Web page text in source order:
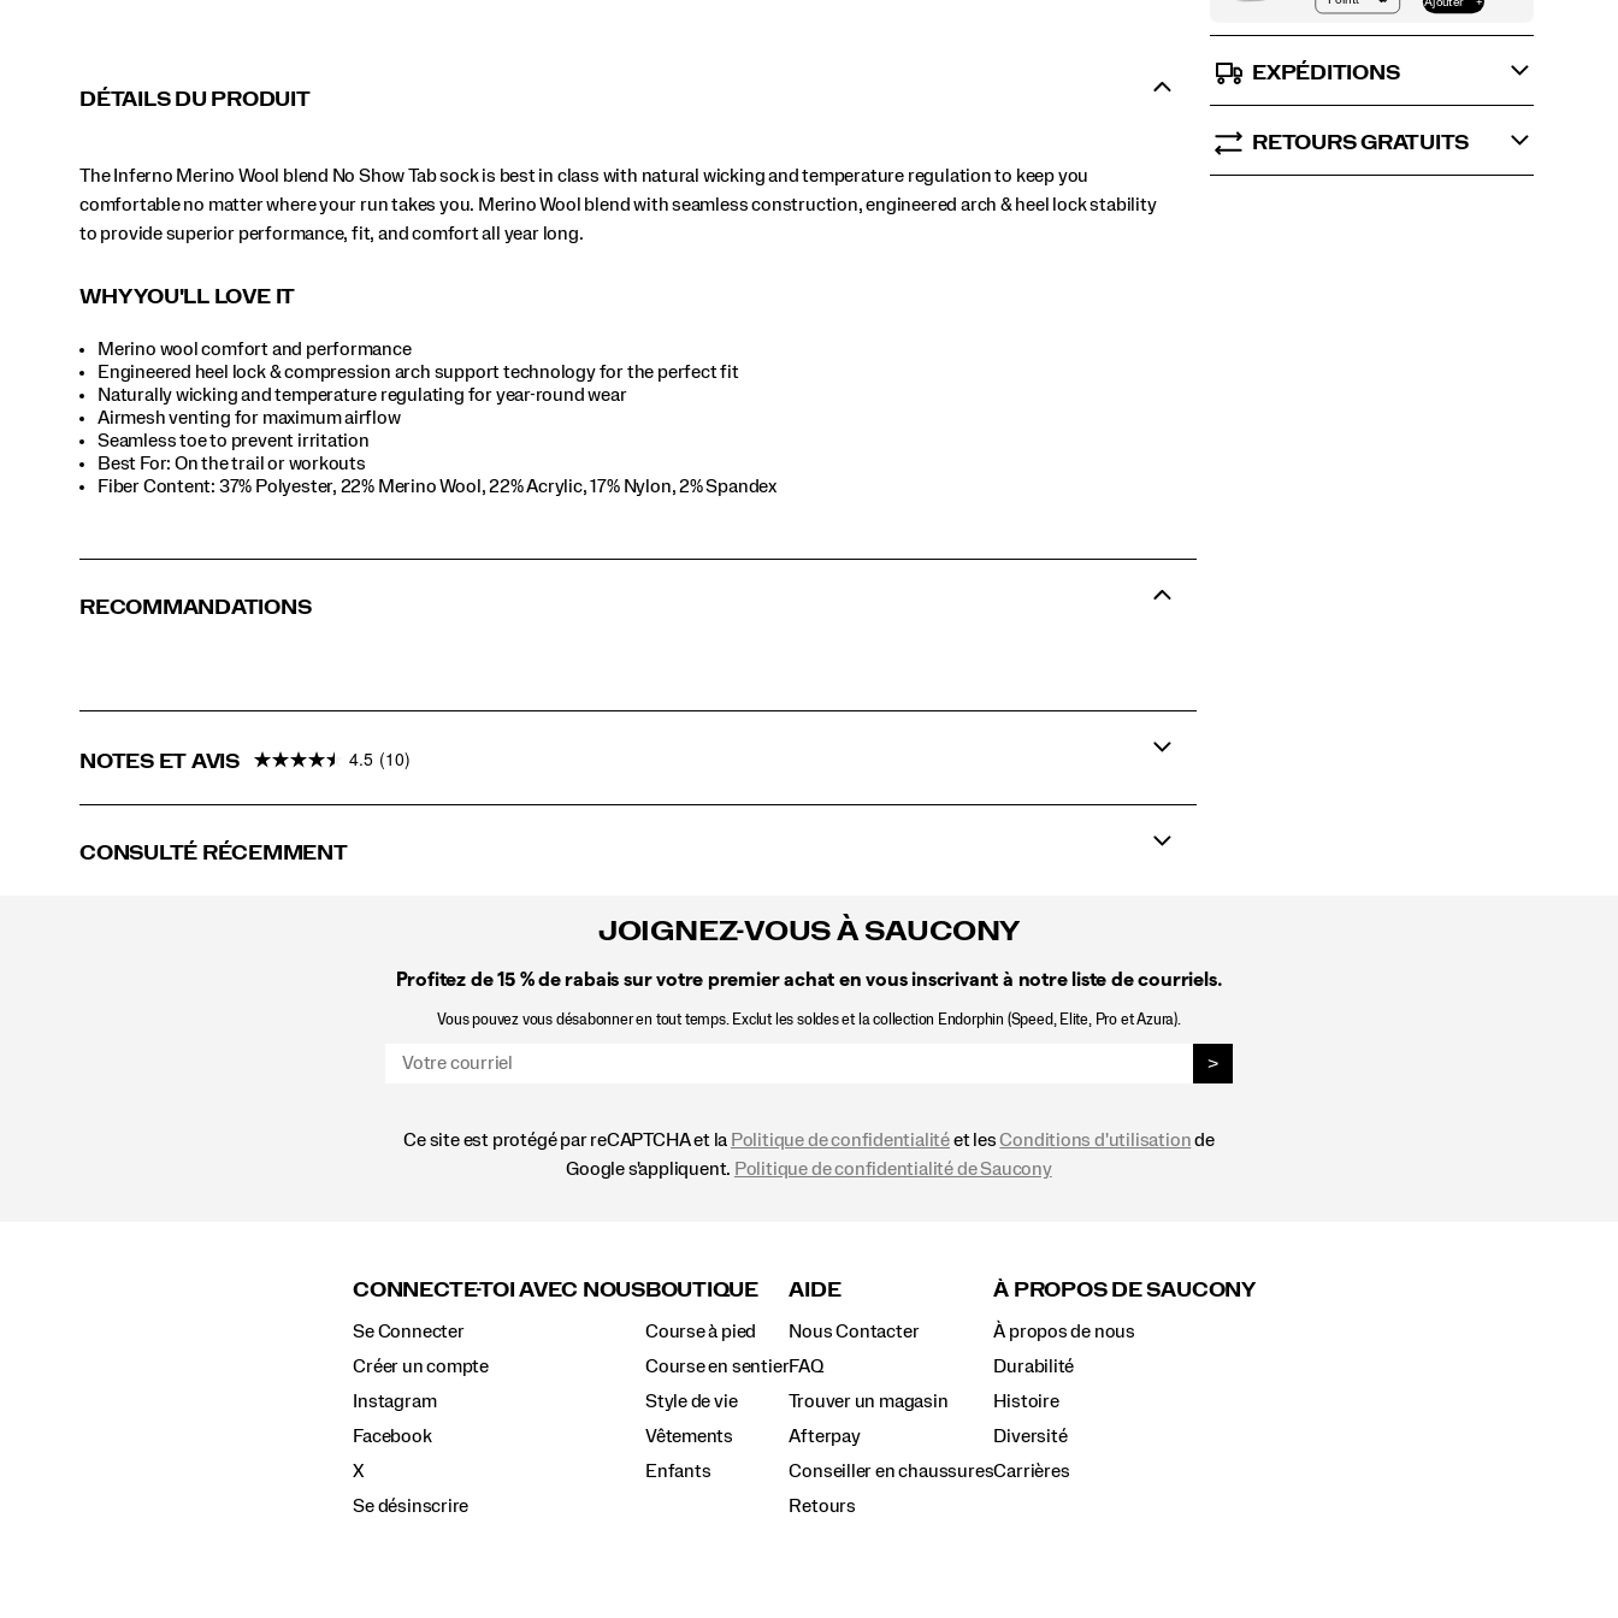
stability
to
performance,
fit,
and
comfort
year
</p>
EXPÉDITIONS
RETOURS GRATUITS
DÉTAILS DU PRODUIT
The Inferno Merino Wool blend No Show Tab sock is best in class with natural wicking and temperature regulation to keep you
comfortable no matter where your run takes you. Merino Wool blend with seamless construction, engineered arch & heel lock stability
to provide superior performance, fit, and comfort all year long.
WHY YOU'LL LOVE IT
Merino wool comfort and performance
Engineered heel lock & compression arch support technology for the perfect fit
Naturally wicking and temperature regulating for year-round wear
Airmesh venting for maximum airflow
Seamless toe to prevent irritation
Best For: On the trail or workouts
Fiber Content: 37% Polyester, 22% Merino Wool, 22% Acrylic, 17% Nylon, 2% Spandex
RECOMMANDATIONS
NOTES ET AVIS 4.5 (10)
CONSULTÉ RÉCEMMENT
JOIGNEZ-VOUS À SAUCONY
Profitez de 15 %de rabais sur votre premier achat en vous inscrivant à notre liste de courriels.
Vous pouvez vous désabonner en tout temps. Exclut les soldes et la collection Endorphin (Speed, Elite, Pro et Azura).
>
Ce site est protégé par reCAPTCHA et la Politique de confidentialitéet lesConditions d'utilisationde
Google s'appliquent. Politique de confidentialité de Saucony
CONNECTE-TOI AVEC NOUS
Se Connecter
Créer un compte
Instagram
Facebook
X
Se désinscrire
BOUTIQUE
Course à pied
Course en sentier
Style de vie
Vêtements
Enfants
AIDE
Nous Contacter
FAQ
Trouver un magasin
Afterpay
Conseiller en chaussures
Retours
À PROPOS DE SAUCONY
À propos de nous
Durabilité
Histoire
Diversité
Carrières